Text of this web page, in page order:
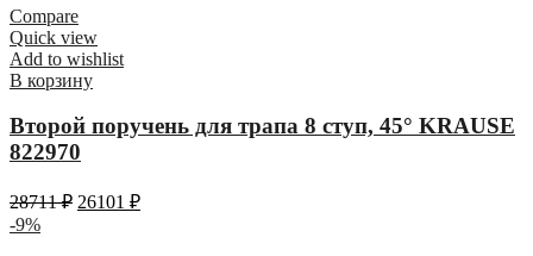
Compare
Quick view
Add to wishlist
В корзину
Второй поручень для трапа 8 ступ, 45° KRAUSE
822970
28711₽ 26101 ₽
-9%